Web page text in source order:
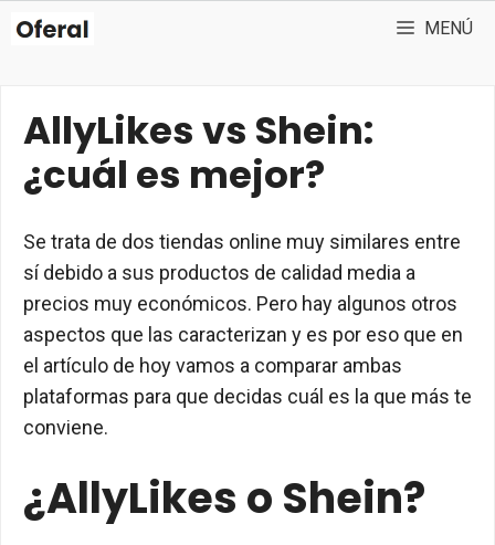
Saltar
MENÚ
AllyLikes vs Shein:
¿cuál es mejor?
Se trata de dos tiendas online muy similares entre
sí debido a sus productos de calidad media a
precios muy económicos. Pero hay algunos otros
aspectos que las caracterizan y es por eso que en
el artículo de hoy vamos a comparar ambas
plataformas para que decidas cuál es la que más te
conviene.
¿AllyLikes o Shein?